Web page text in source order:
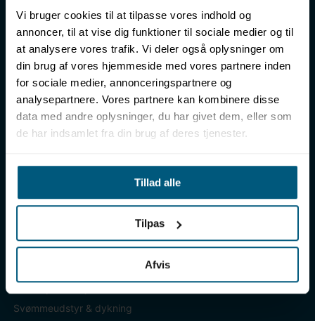
Vi bruger cookies til at tilpasse vores indhold og
annoncer, til at vise dig funktioner til sociale medier og til
at analysere vores trafik. Vi deler også oplysninger om
din brug af vores hjemmeside med vores partnere inden
for sociale medier, annonceringspartnere og
analysepartnere. Vores partnere kan kombinere disse
data med andre oplysninger, du har givet dem, eller som
de har indsamlet fra din brug af deres tjenester.
Tillad alle
Tilpas
Afvis
LML SPORT - Alt til vand
LML SPORT er en engrosforhandler af alt til vand. Vores
sortiment omfatter f.eks. badetøj, svømmeudstyr, udstyr til
vandleg og vandsport, vandbehandling og teknik samt inventar
til vådrum, sauna & spa. Vores kunder er bl.a. svømmehaller,
badelande, friluftsbade, campingpladser, feriecentre,
idrætshaller og skoler. Vælg os som din leverandør, fordi vi har
over 50 års erfaring i branchen og tilbyder den højeste
info@lml-sport.dk
Svømmeudstyr & dykning